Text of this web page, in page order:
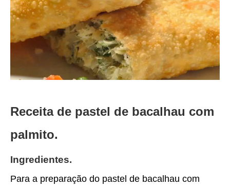
Receita de pastel de bacalhau com
palmito.
Ingredientes.
Para a preparação do pastel de bacalhau com